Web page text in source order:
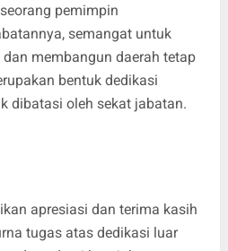
pemimpin
semangat untuk
membangun daerah tetap
bentuk dedikasi
dibatasi oleh sekat jabatan.
apresiasi dan terima kasih
tugas atas dedikasi luar